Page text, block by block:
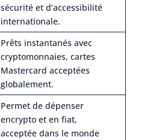
sécurité et d’accessibilité
internationale.
Prêts instantanés avec
cryptomonnaies, cartes
Mastercard acceptées
globalement.
Permet de dépenser
encrypto et en fiat,
acceptée dans le monde